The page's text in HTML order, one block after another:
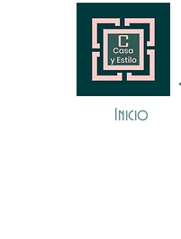
Inicio